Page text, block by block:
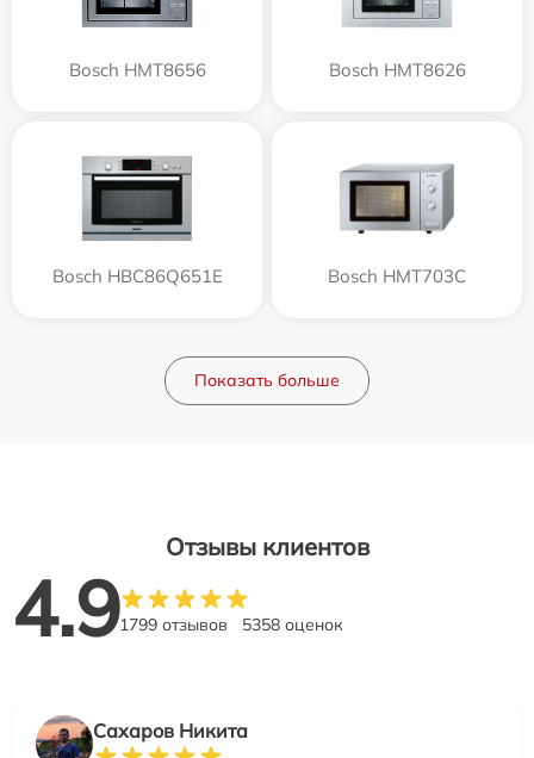
Bosch HMT8656 Bosch HMT8626
Bosch HBC86Q651E Bosch HMT703C
Показать больше
Отзывы клиентов
4.91799 отзывов 5358 оценок
Сахаров Никита